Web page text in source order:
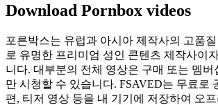
Download Pornbox videos
포른박스는 유럽과 아시아 제작사의 고품
로 유명한 프리미엄 성인 콘텐츠 제작사이
니다. 대부분의 전체 영상은 구매 또는 멤버
만 시청할 수 있습니다. FSAVED는 무료로
편, 티저 영상 등을 내 기기에 저장하여 오